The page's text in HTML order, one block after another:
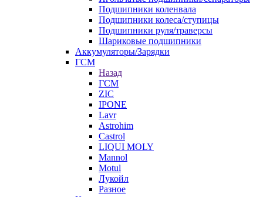
Подшипники коленвала
Подшипники колеса/ступицы
Подшипники руля/траверсы
Шариковые подшипники
Аккумуляторы/Зарядки
ГСМ
Назад
ГСМ
ZIC
IPONE
Lavr
Astrohim
Castrol
LIQUI MOLY
Mannol
Motul
Лукойл
Разное